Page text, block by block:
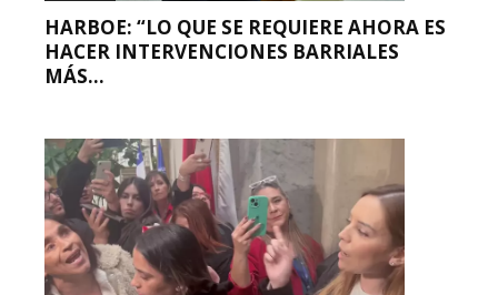
HARBOE: “LO QUE SE REQUIERE AHORA ES
HACER INTERVENCIONES BARRIALES
MÁS...